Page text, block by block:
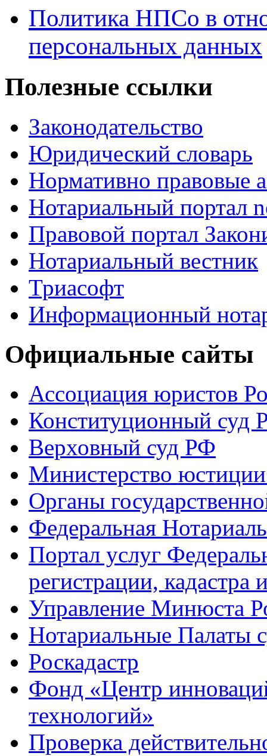
Политика НПСо в
персональных данных
Полезные ссылки
Законодательство
Юридический словарь
Нормативно правовые
Нотариальный портал
Правовой портал
Нотариальный вестник
Триасофт
Информационный
Официальные сайты
Ассоциация юристов
Конституционный суд
Верховный суд РФ
Министерство
Органы
Федеральная
Портал услуг
регистрации, кадастра
Управление Минюста
Нотариальные Палаты
Роскадастр
Фонд «Центр
технологий»
Проверка